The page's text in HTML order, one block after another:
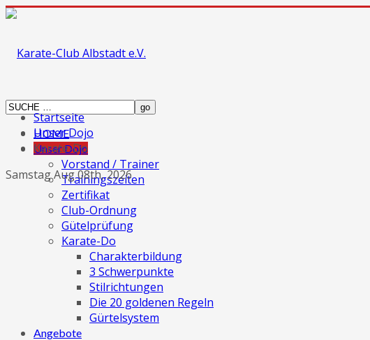
HOME
Unser Dojo
Vorstand / Trainer
Trainingszeiten
Zertifikat
Club-Ordnung
Gütelprüfung
Karate-Do
Charakterbildung
3 Schwerpunkte
Stilrichtungen
Die 20 goldenen Regeln
Gürtelsystem
Angebote
Startseite
Unser Dojo
Karate-Do
Samstag Aug 08th, 2026